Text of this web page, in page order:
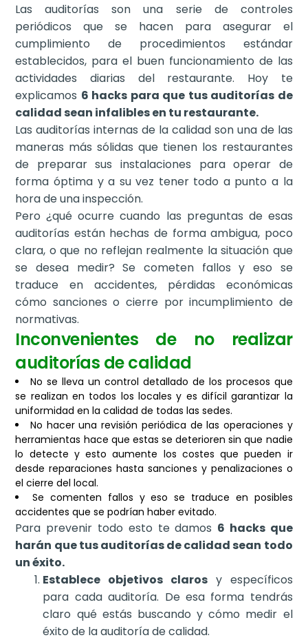
Las auditorías son una serie de controles
periódicos que se hacen para asegurar el
cumplimiento de procedimientos estándar
establecidos, para el buen funcionamiento de las
actividades diarias del restaurante. Hoy te
explicamos 6 hacks para que tus auditorías de
calidad sean infalibles en tu restaurante.
Las auditorías internas de la calidad son una de las
maneras más sólidas que tienen los restaurantes
de preparar sus instalaciones para operar de
forma óptima y a su vez tener todo a punto a la
hora de una inspección.
Pero ¿qué ocurre cuando las preguntas de esas
auditorías están hechas de forma ambigua, poco
clara, o que no reflejan realmente la situación que
se desea medir? Se cometen fallos y eso se
traduce en accidentes, pérdidas económicas
cómo sanciones o cierre por incumplimiento de
normativas.
Inconvenientes de no realizar
auditorías de calidad
No se lleva un control detallado de los procesos que
se realizan en todos los locales y es difícil garantizar la
uniformidad en la calidad de todas las sedes.
No hacer una revisión periódica de las operaciones y
herramientas hace que estas se deterioren sin que nadie
lo detecte y esto aumente los costes que pueden ir
desde reparaciones hasta sanciones y penalizaciones o
el cierre del local.
Se comenten fallos y eso se traduce en posibles
accidentes que se podrían haber evitado.
Para prevenir todo esto te damos 6 hacks que
harán que tus auditorías de calidad sean todo
un éxito.
Establece objetivos claros y específicos
para cada auditoría. De esa forma tendrás
claro qué estás buscando y cómo medir el
éxito de la auditoría de calidad.